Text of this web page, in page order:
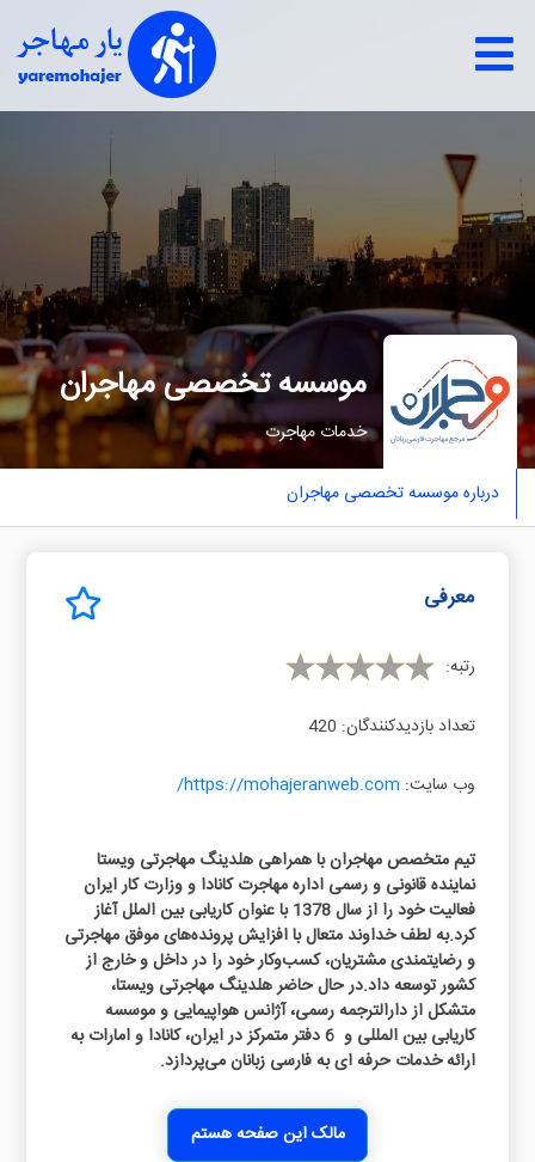
موسسه تخصصی مهاجران
خدمات مهاجرت
درباره موسسه تخصصی مهاجران
معرفی
رتبه:
تعداد بازدیدکنندگان: 420
وب سایت: https://mohajeranweb.com/
تیم متخصص مهاجران با همراهی هلدینگ مهاجرتی ویستا
نماینده قانونی و رسمی اداره مهاجرت کانادا و وزارت کار ایران
فعالیت خود را از سال 1378 با عنوان کاریابی بین الملل آغاز
کرد.به لطف خداوند متعال با افزایش پرونده‌های موفق مهاجرتی
و رضایتمندی مشتریان، کسب‌وکار خود را در داخل و خارج از
کشور توسعه داد.در حال حاضر هلدینگ مهاجرتی ویستا،
متشکل از دارالترجمه رسمی، آژانس هواپیمایی و موسسه
کاریابی بین المللی و 6 دفتر متمرکز در ایران، کانادا و امارات به
ارائه خدمات حرفه ای به فارسی زبانان می‌پردازد.
مالک این صفحه هستم